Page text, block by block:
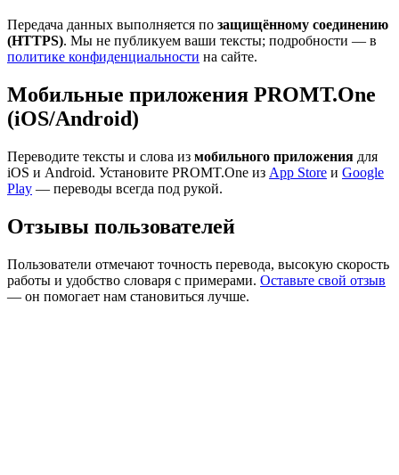
Передача данных выполняется по защищённому соединению
(HTTPS). Мы не публикуем ваши тексты; подробности — в
политике конфиденциальности на сайте.
Мобильные приложения PROMT.One
(iOS/Android)
Переводите тексты и слова из мобильного приложения для
iOS и Android. Установите PROMT.One из App Store и Google
Play — переводы всегда под рукой.
Отзывы пользователей
Пользователи отмечают точность перевода, высокую скорость
работы и удобство словаря с примерами. Оставьте свой отзыв
— он помогает нам становиться лучше.